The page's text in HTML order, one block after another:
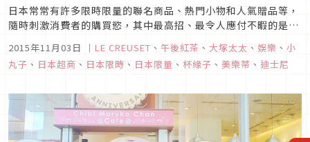
日本常常有許多限時限量的聯名商品、熱門小物和人氣贈品等，
隨時刺激消費者的購買慾，其中最高招、最令人應付不暇的是同
一種商品還設計出許多不同的款式，讓人想全數收集起來才肯罷
休！此外有些商品還常常搭配各式各樣的銷售活動，比如限定期
間的扭蛋、兒童套餐的贈品、商品點數兌換贈品、超商超市飲料
2015年11月03日 ｜ LE CREUSET 、 午後紅茶 、 大塚太太 、 娛樂 、 小
丸子 、 日本超商 、 日本限時 、 日本限量 、 杯緣子 、 美樂蒂 、 迪士尼